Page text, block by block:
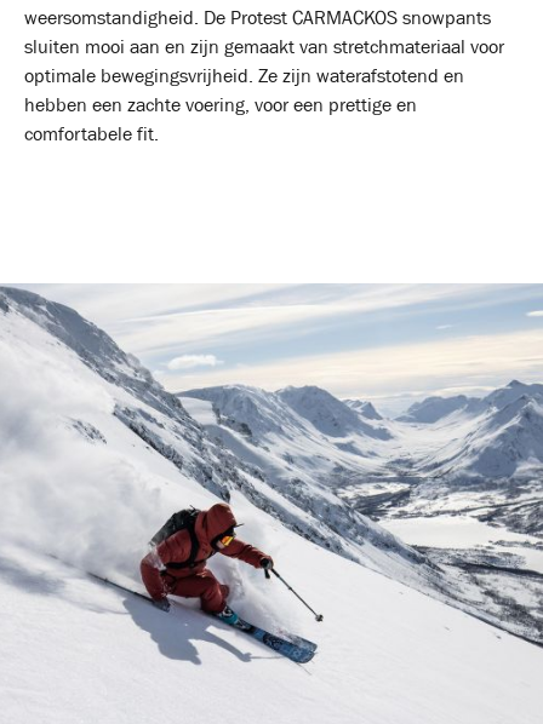
weersomstandigheid. De Protest CARMACKOS snowpants
sluiten mooi aan en zijn gemaakt van stretchmateriaal voor
optimale bewegingsvrijheid. Ze zijn waterafstotend en
hebben een zachte voering, voor een prettige en
comfortabele fit.